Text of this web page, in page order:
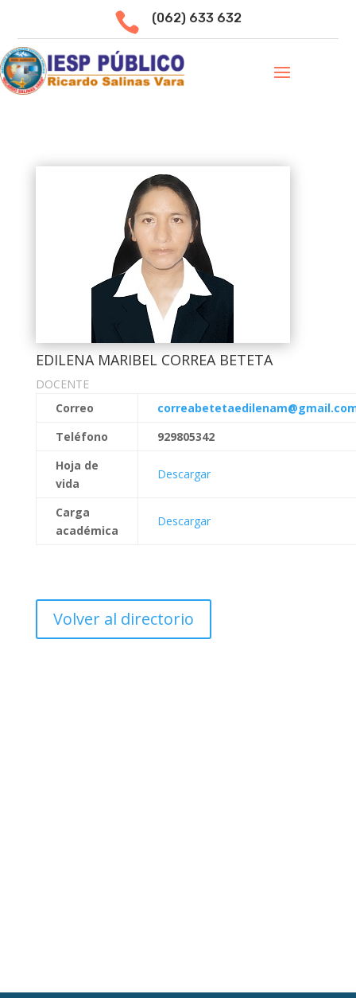
 (062) 633 632
EDILENA MARIBEL CORREA BETETA
DOCENTE
Correo
Teléfono
929805342
Hoja de
vida
Descargar
Carga
académica
Descargar
Volver al directorio